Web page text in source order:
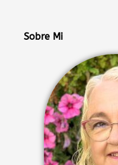
Sobre Mi